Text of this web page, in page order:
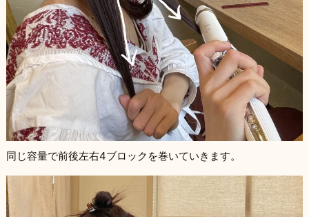
同じ容量で前後左右4ブロックを巻いていきます。